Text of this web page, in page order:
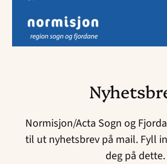
Normisjon/Acta Sogn og
til ut nyhetsbrev på mail. Fyll
deg på dette.